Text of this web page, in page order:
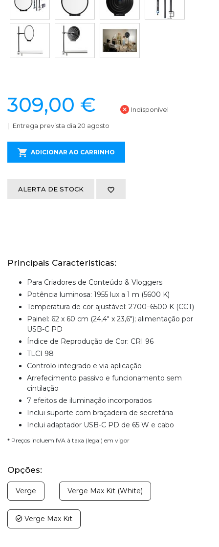
309,00 € Indisponível
Entrega prevista dia 20 agosto
ADICIONAR AO CARRINHO
ALERTA DE STOCK
Principais Caracteristicas:
Para Criadores de Conteúdo & Vloggers
Potência luminosa: 1955 lux a 1 m (5600 K)
Temperatura de cor ajustável: 2700–6500 K (CCT)
Painel: 62 x 60 cm (24,4" x 23,6"); alimentação por
USB-C PD
Índice de Reprodução de Cor: CRI 96
TLCI 98
Controlo integrado e via aplicação
Arrefecimento passivo e funcionamento sem
cintilação
7 efeitos de iluminação incorporados
Inclui suporte com braçadeira de secretária
Inclui adaptador USB-C PD de 65 W e cabo
* Preços incluem IVA à taxa (legal) em vigor
Opções:
Verge Verge Max Kit (White)
Verge Max Kit